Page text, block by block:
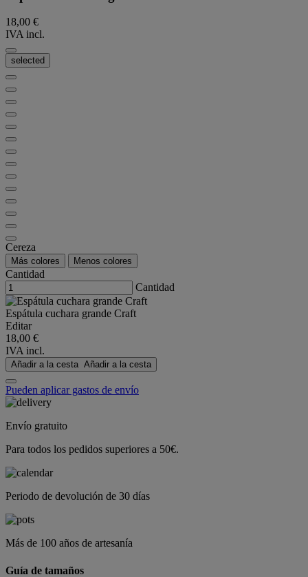
18,00 €
IVA incl.
selected
Cereza
Más colores Menos colores
Cantidad
Cantidad
Espátula cuchara grande Craft
Editar
18,00 €
IVA incl.
Añadir a la cesta Añadir a la cesta
Pueden aplicar gastos de envío
Envío gratuito
Para todos los pedidos superiores a 50€.
Periodo de devolución de 30 días
Más de 100 años de artesanía
Guía de tamaños